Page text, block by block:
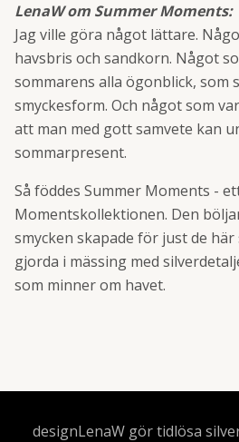
LenaW om Summer Moments:
Jag ville göra något lättare.
havsbris och sandkorn. Något
sommarens alla ögonblick, som
smyckesform. Och något som
att man med gott samvete kan
sommarpresent.
Så föddes Summer Moments -
Momentskollektionen. Den
smycken skapade för just de
gjorda i mässing med
som minner om havet.
designLenaW gör tidlösa